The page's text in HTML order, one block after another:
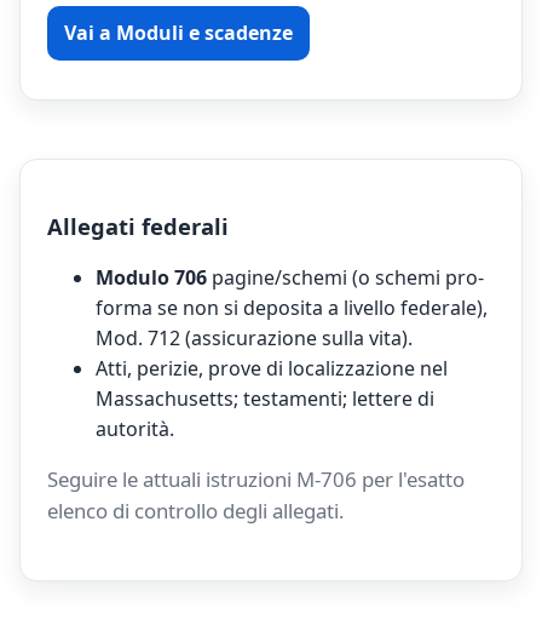
Vai a Moduli e scadenze
Allegati federali
Modulo 706 pagine/schemi (o schemi pro-
forma se non si deposita a livello federale),
Mod. 712 (assicurazione sulla vita).
Atti, perizie, prove di localizzazione nel
Massachusetts; testamenti; lettere di
autorità.
Seguire le attuali istruzioni M-706 per l'esatto
elenco di controllo degli allegati.